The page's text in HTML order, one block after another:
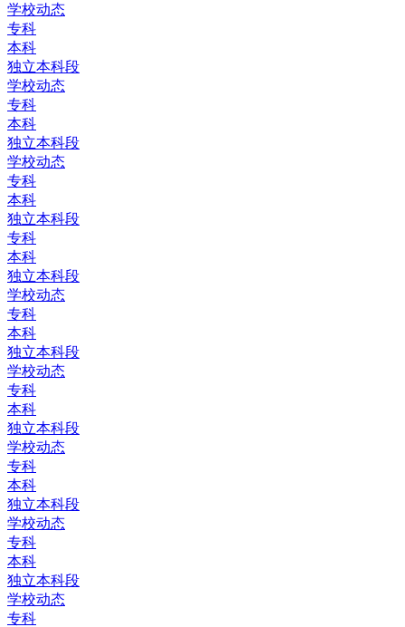
学校动态
专科
本科
独立本科段
学校动态
专科
本科
独立本科段
学校动态
专科
本科
独立本科段
专科
本科
独立本科段
学校动态
专科
本科
独立本科段
学校动态
专科
本科
独立本科段
学校动态
专科
本科
独立本科段
学校动态
专科
本科
独立本科段
学校动态
专科